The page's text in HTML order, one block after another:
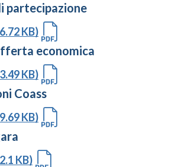
partecipazione
KB)
economica
KB)
Coass
KB)
KB)